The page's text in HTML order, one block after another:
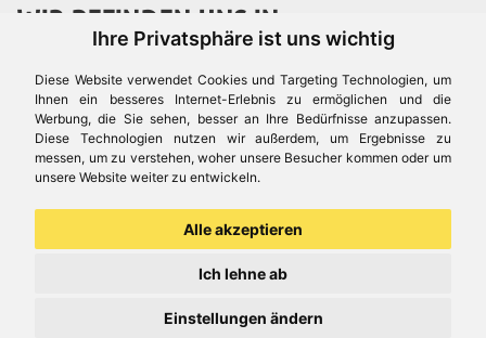
Ihre Privatsphäre ist uns wichtig
Diese Website verwendet Cookies und Targeting Technologien, um
Ihnen ein besseres Internet-Erlebnis zu ermöglichen und die
Werbung, die Sie sehen, besser an Ihre Bedürfnisse anzupassen.
Diese Technologien nutzen wir außerdem, um Ergebnisse zu
messen, um zu verstehen, woher unsere Besucher kommen oder um
unsere Website weiter zu entwickeln.
Alle akzeptieren
Ich lehne ab
Einstellungen ändern
WIR BEFINDEN UNS IN
Es gibt uns auch in
© Aduis 1996 - 2026